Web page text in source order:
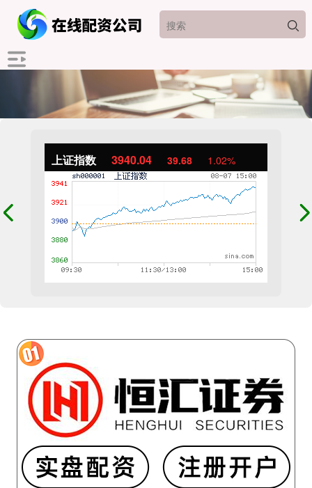
上证指数 3940.04 39.68 1.02%